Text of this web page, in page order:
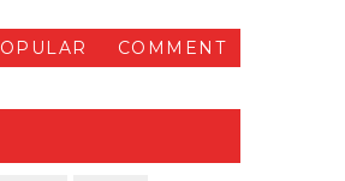
COMMENT